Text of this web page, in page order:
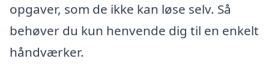
opgaver, som de ikke kan løse selv. Så
behøver du kun henvende dig til en enkelt
håndværker.